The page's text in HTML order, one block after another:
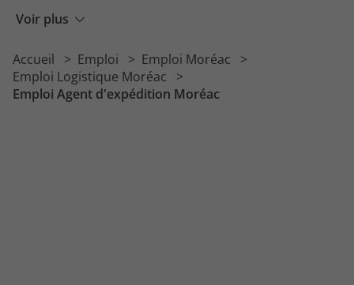
Voir plus
Emploi Approvisionneur
Emploi Gestionnaire de stock
Accueil Emploi
Emploi Moréac
Emploi Logistique Moréac
Emploi Agent d'expédition Moréac